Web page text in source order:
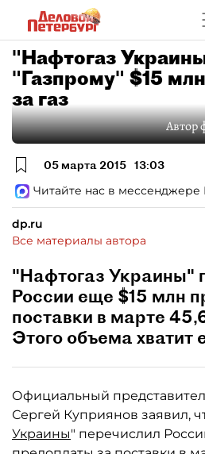
"Нафтогаз
"Газпрому" $15
за газ
Автор
05 марта 2015 13:03
Читайте нас в мессенджере
dp.ru
Все материалы автора
"Нафтогаз Украины"
России еще $15 млн
поставки в марте
Этого объема хватит
Официальный
Сергей Куприянов заявил,
Украины" перечислил